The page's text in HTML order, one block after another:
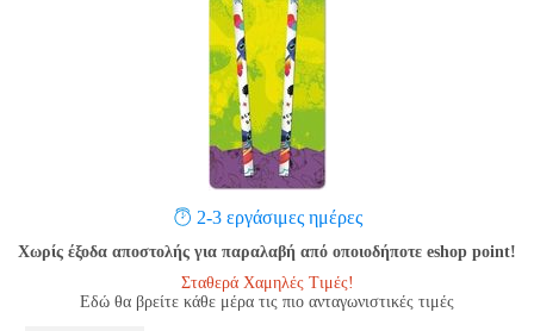
2-3 εργάσιμες ημέρες
Χωρίς έξοδα αποστολής για παραλαβή από οποιοδήποτε eshop point!
Σταθερά Χαμηλές Τιμές!
Εδώ θα βρείτε κάθε μέρα τις πιο ανταγωνιστικές τιμές